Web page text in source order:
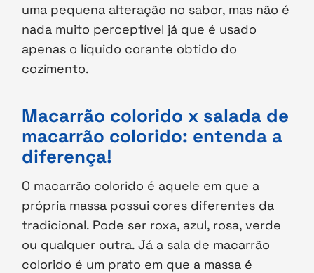
uma pequena alteração no sabor, mas não é
nada muito perceptível já que é usado
apenas o líquido corante obtido do
cozimento.
Macarrão colorido x salada de
macarrão colorido: entenda a
diferença!
O macarrão colorido é aquele em que a
própria massa possui cores diferentes da
tradicional. Pode ser roxa, azul, rosa, verde
ou qualquer outra. Já a sala de macarrão
colorido é um prato em que a massa é